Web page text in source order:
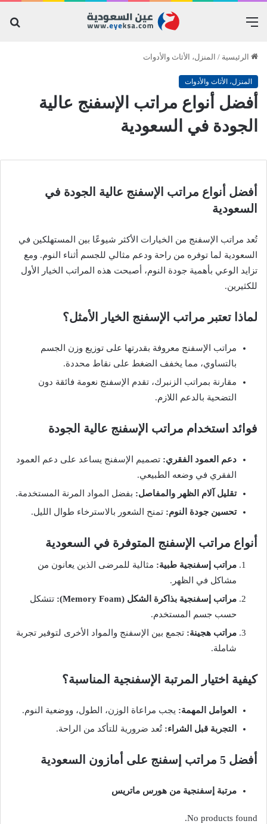
القائمة
الرئيسية / المنزل، الأثاث والأدوات
المنزل، الأثاث والأدوات
أفضل أنواع مراتب الإسفنج عالية
الجودة في السعودية
أفضل أنواع مراتب الإسفنج عالية الجودة في
السعودية
تُعد مراتب الإسفنج من الخيارات الأكثر شيوعًا بين المستهلكين في
السعودية لما توفره من راحة ودعم مثالي للجسم أثناء النوم. ومع
تزايد الوعي بأهمية جودة النوم، أصبحت هذه المراتب الخيار الأول
للكثيرين.
لماذا تعتبر مراتب الإسفنج الخيار الأمثل؟
مراتب الإسفنج معروفة بقدرتها على توزيع وزن الجسم
بالتساوي، مما يخفف الضغط على نقاط محددة.
مقارنة بمراتب الزنبرك، تقدم الإسفنج نعومة فائقة دون
التضحية بالدعم اللازم.
فوائد استخدام مراتب الإسفنج عالية الجودة
دعم العمود الفقري: تصميم الإسفنج يساعد على دعم العمود
الفقري في وضعه الطبيعي.
تقليل آلام الظهر والمفاصل: بفضل المواد المرنة المستخدمة.
تحسين جودة النوم: تمنح الشعور بالاسترخاء طوال الليل.
أنواع مراتب الإسفنج المتوفرة في السعودية
مراتب إسفنجية طبية: مثالية للمرضى الذين يعانون من
مشاكل في الظهر.
مراتب إسفنجية بذاكرة الشكل (Memory Foam):
تتشكل
حسب جسم المستخدم.
مراتب هجينة: تجمع بين الإسفنج والمواد الأخرى لتوفير تجربة
شاملة.
كيفية اختيار المرتبة الإسفنجية المناسبة؟
العوامل المهمة: يجب مراعاة الوزن، الطول، ووضعية النوم.
التجربة قبل الشراء: تُعد ضرورية للتأكد من الراحة.
أفضل 5 مراتب إسفنج على أمازون السعودية
مرتبة إسفنجية من هورس ماتريس
No products found.